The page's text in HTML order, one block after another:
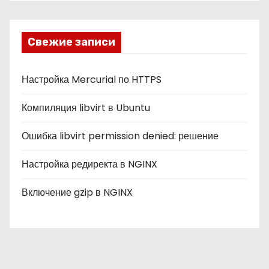
к
и
Свежие записи
Настройка Mercurial по HTTPS
Компиляция libvirt в Ubuntu
Ошибка libvirt permission denied: решение
Настройка редиректа в NGINX
Включение gzip в NGINX